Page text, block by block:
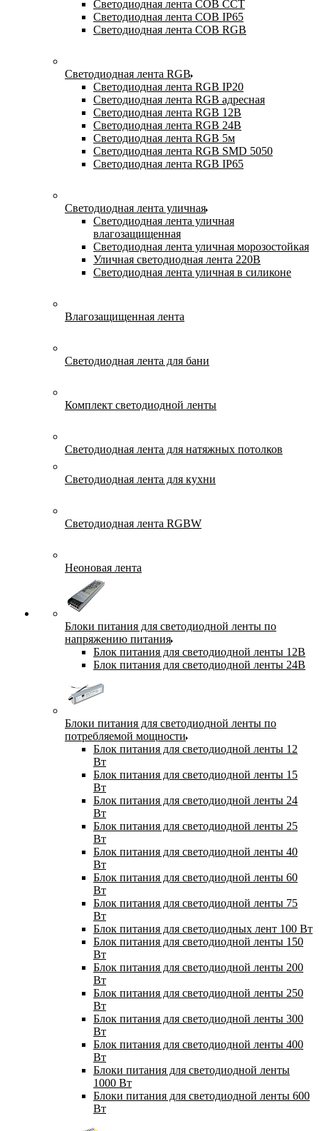
Светодиодная лента COB CCT
Светодиодная лента COB IP65
Светодиодная лента COB RGB
Светодиодная лента RGB
Светодиодная лента RGB IP20
Светодиодная лента RGB адресная
Светодиодная лента RGB 12В
Светодиодная лента RGB 24В
Светодиодная лента RGB 5м
Светодиодная лента RGB SMD 5050
Светодиодная лента RGB IP65
Светодиодная лента уличная
Светодиодная лента уличная
влагозащищенная
Светодиодная лента уличная морозостойкая
Уличная светодиодная лента 220В
Светодиодная лента уличная в силиконе
Влагозащищенная лента
Светодиодная лента для бани
Комплект светодиодной ленты
Светодиодная лента для натяжных потолков
Светодиодная лента для кухни
Светодиодная лента RGBW
Неоновая лента
Блоки питания для светодиодной ленты по
напряжению питания
Блок питания для светодиодной ленты 12В
Блок питания для светодиодной ленты 24В
Блоки питания для светодиодной ленты по
потребляемой мощности
Блок питания для светодиодной ленты 12
Вт
Блок питания для светодиодной ленты 15
Вт
Блок питания для светодиодной ленты 24
Вт
Блок питания для светодиодной ленты 25
Вт
Блок питания для светодиодной ленты 40
Вт
Блок питания для светодиодной ленты 60
Вт
Блок питания для светодиодной ленты 75
Вт
Блок питания для светодиодных лент 100 Вт
Блок питания для светодиодной ленты 150
Вт
Блок питания для светодиодной ленты 200
Вт
Блок питания для светодиодной ленты 250
Вт
Блок питания для светодиодной ленты 300
Вт
Блок питания для светодиодной ленты 400
Вт
Блоки питания для светодиодной ленты
1000 Вт
Блоки питания для светодиодной ленты 600
Вт